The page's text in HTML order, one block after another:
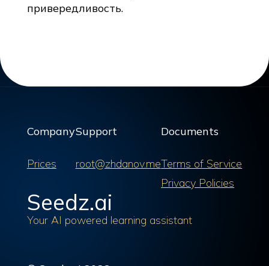
привередливость.
Company
Prices
Support
root@zhdanov.me
Documents
Terms of Service
Privacy Policies
Seedz.ai
Your AI powered learning assistant